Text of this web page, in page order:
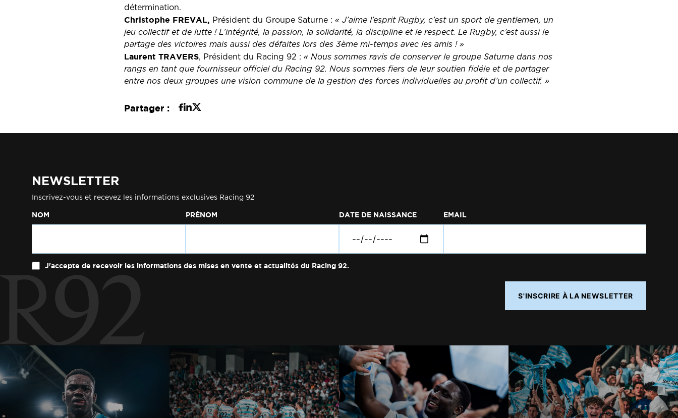
détermination.
Christophe FREVAL, Président du Groupe Saturne : « J’aime l’esprit Rugby, c’est un sport de gentlemen, un
jeu collectif et de lutte ! L’intégrité, la passion, la solidarité, la discipline et le respect. Le Rugby, c’est aussi le
partage des victoires mais aussi des défaites lors des 3ème mi-temps avec les amis ! »
Laurent TRAVERS, Président du Racing 92 : « Nous sommes ravis de conserver le groupe Saturne dans nos
rangs en tant que fournisseur officiel du Racing 92. Nous sommes fiers de leur soutien fidéle et de partager
entre nos deux groupes une vision commune de la gestion des forces individuelles au profit d’un collectif. »
Partager :
NEWSLETTER
Inscrivez-vous et recevez les informations exclusives Racing 92
NOM PRÉNOM DATE DE NAISSANCE EMAIL
J'accepte de recevoir les informations des mises en vente et actualités du Racing 92.
S'INSCRIRE À LA NEWSLETTER